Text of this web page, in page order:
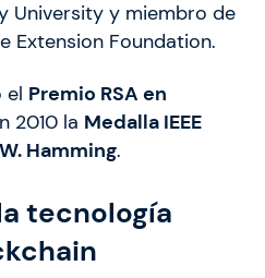
University y miembro de
Extension Foundation.
el Premio RSA en
2010 la Medalla IEEE
Hamming.
tecnología